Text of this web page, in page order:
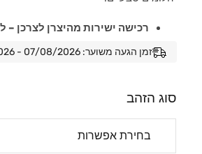
רכישה ישירות מהיצרן לצרכן –
זמן הגעה משוער: 07/08/2026 - 14/08/2026
סוג הזהב